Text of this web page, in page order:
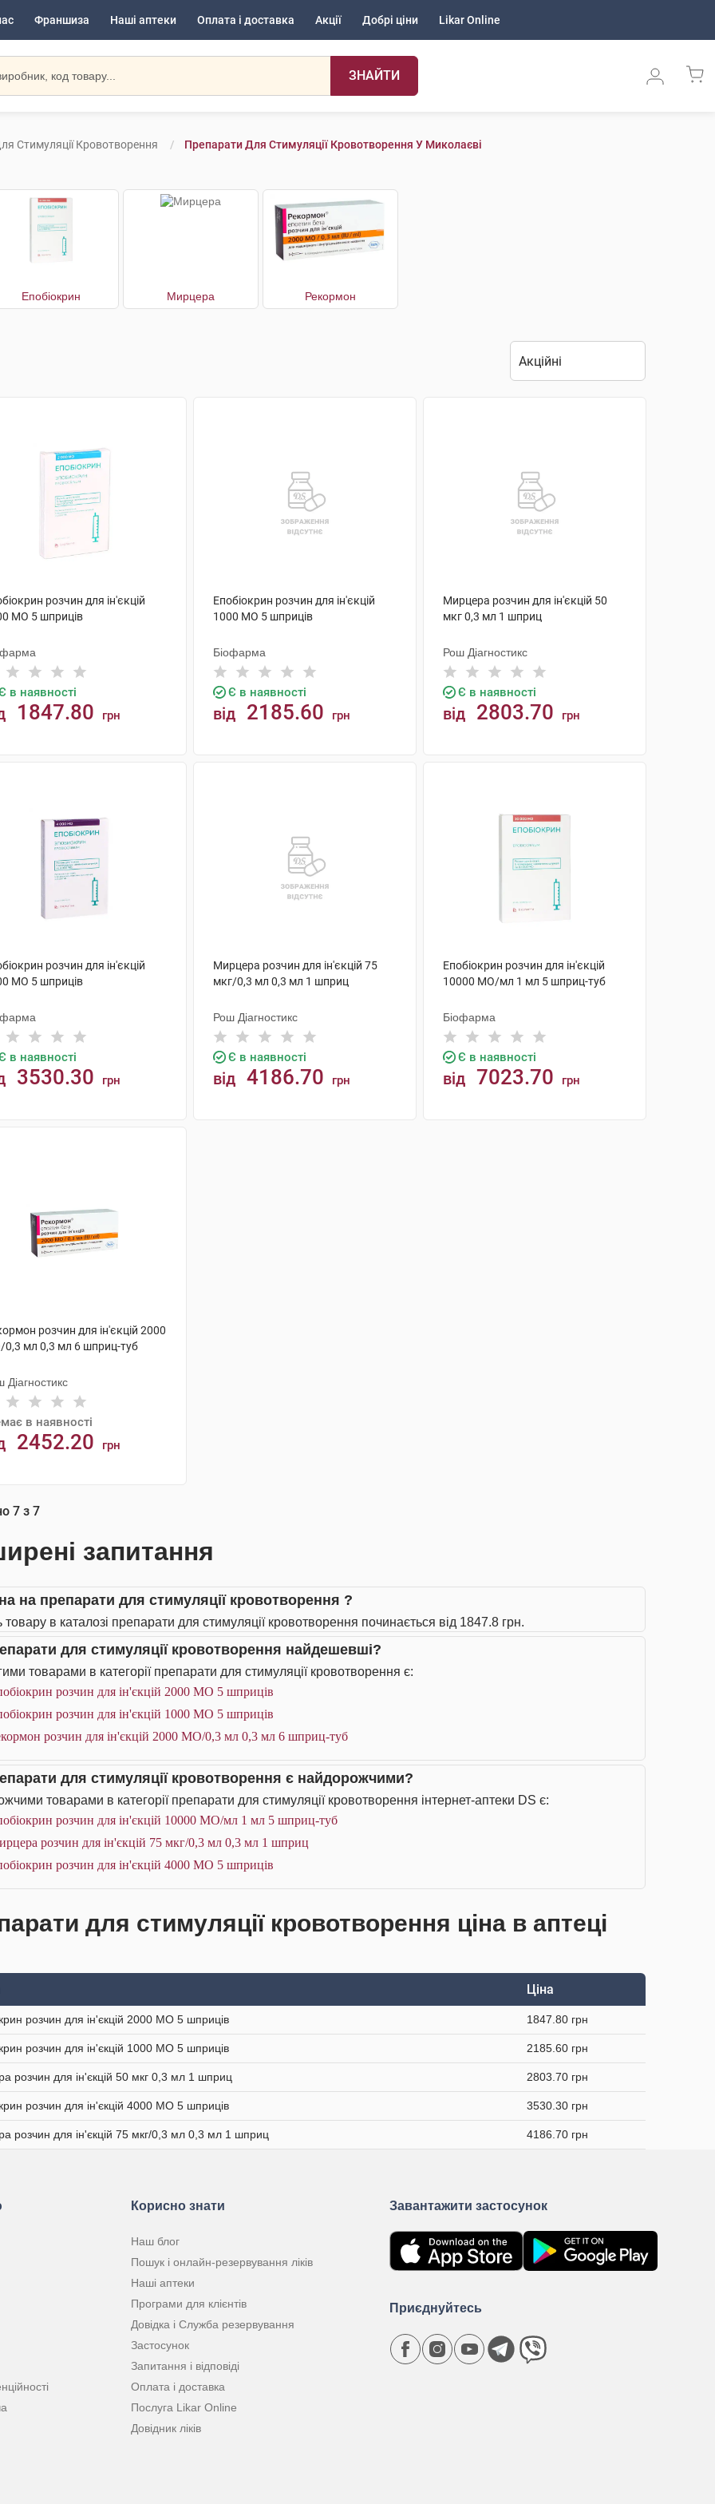
Франшиза Наші аптеки Оплата і доставка Акції Добрі ціни Likar Online
ЗНАЙТИ
Стимуляції Кровотворення Препарати Для Стимуляції Кровотворення У Миколаєві
Епобіокрин Мирцера Рекормон
розчин для ін'єкцій
МО 5 шприців
в наявності
1847.80 грн
Епобіокрин розчин для ін'єкцій
1000 МО 5 шприців
Біофарма
Є в наявності
від 2185.60 грн
Мирцера розчин для ін'єкцій 50
мкг 0,3 мл 1 шприц
Рош Діагностикс
Є в наявності
від 2803.70 грн
розчин для ін'єкцій
МО 5 шприців
в наявності
3530.30 грн
Мирцера розчин для ін'єкцій 75
мкг/0,3 мл 0,3 мл 1 шприц
Рош Діагностикс
Є в наявності
від 4186.70 грн
Епобіокрин розчин для ін'єкцій
10000 МО/мл 1 мл 5 шприц-туб
Біофарма
Є в наявності
від 7023.70 грн
розчин для ін'єкцій 2000
мл 0,3 мл 6 шприц-туб
Діагностикс
в наявності
2452.20 грн
7 з 7
запитання
на препарати для стимуляції кровотворення ?
товару в каталозі препарати для стимуляції кровотворення починається від 1847.8 грн.
для стимуляції кровотворення найдешевші?
товарами в категорії препарати для стимуляції кровотворення є:
розчин для ін'єкцій 2000 МО 5 шприців
розчин для ін'єкцій 1000 МО 5 шприців
розчин для ін'єкцій 2000 МО/0,3 мл 0,3 мл 6 шприц-туб
для стимуляції кровотворення є найдорожчими?
товарами в категорії препарати для стимуляції кровотворення інтернет-аптеки DS є:
розчин для ін'єкцій 10000 МО/мл 1 мл 5 шприц-туб
розчин для ін'єкцій 75 мкг/0,3 мл 0,3 мл 1 шприц
розчин для ін'єкцій 4000 МО 5 шприців
для стимуляції кровотворення ціна в аптеці
Ціна
розчин для ін'єкцій 2000 МО 5 шприців 1847.80 грн
розчин для ін'єкцій 1000 МО 5 шприців 2185.60 грн
розчин для ін'єкцій 50 мкг 0,3 мл 1 шприц 2803.70 грн
розчин для ін'єкцій 4000 МО 5 шприців 3530.30 грн
розчин для ін'єкцій 75 мкг/0,3 мл 0,3 мл 1 шприц 4186.70 грн
Корисно знати
Наш блог
Пошук і онлайн-резервування ліків
Наші аптеки
Програми для клієнтів
Довідка і Служба резервування
Застосунок
Запитання і відповіді
Оплата і доставка
Послуга Likar Online
Довідник ліків
Завантажити застосунок
Приєднуйтесь